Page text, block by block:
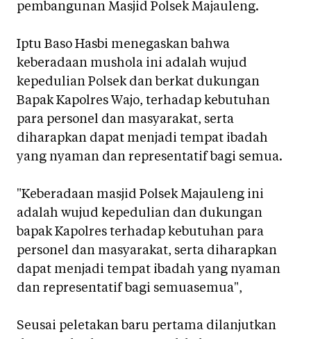
pembangunan Masjid Polsek Majauleng.
Iptu Baso Hasbi menegaskan bahwa
keberadaan mushola ini adalah wujud
kepedulian Polsek dan berkat dukungan
Bapak Kapolres Wajo, terhadap kebutuhan
para personel dan masyarakat, serta
diharapkan dapat menjadi tempat ibadah
yang nyaman dan representatif bagi semua.
"Keberadaan masjid Polsek Majauleng ini
adalah wujud kepedulian dan dukungan
bapak Kapolres terhadap kebutuhan para
personel dan masyarakat, serta diharapkan
dapat menjadi tempat ibadah yang nyaman
dan representatif bagi semuasemua",
Seusai peletakan baru pertama dilanjutkan